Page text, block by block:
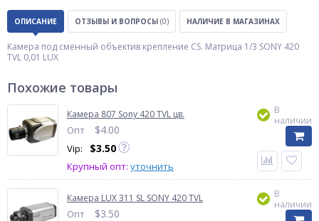
ОПИСАНИЕ ОТЗЫВЫ И ВОПРОСЫ (0) НАЛИЧИЕ В МАГАЗИНАХ
Камера под сменный объектив крепление CS. Матрица 1/3 SONY 420
TVL 0,01 LUX
Похожие товары
Камера 807 Sony 420 TVL цв.
Опт $4.00
Vip: $3.50
Крупный опт: уточнить
В
наличии
Камера LUX 311 SL SONY 420 TVL
Опт $3.50
В
наличии